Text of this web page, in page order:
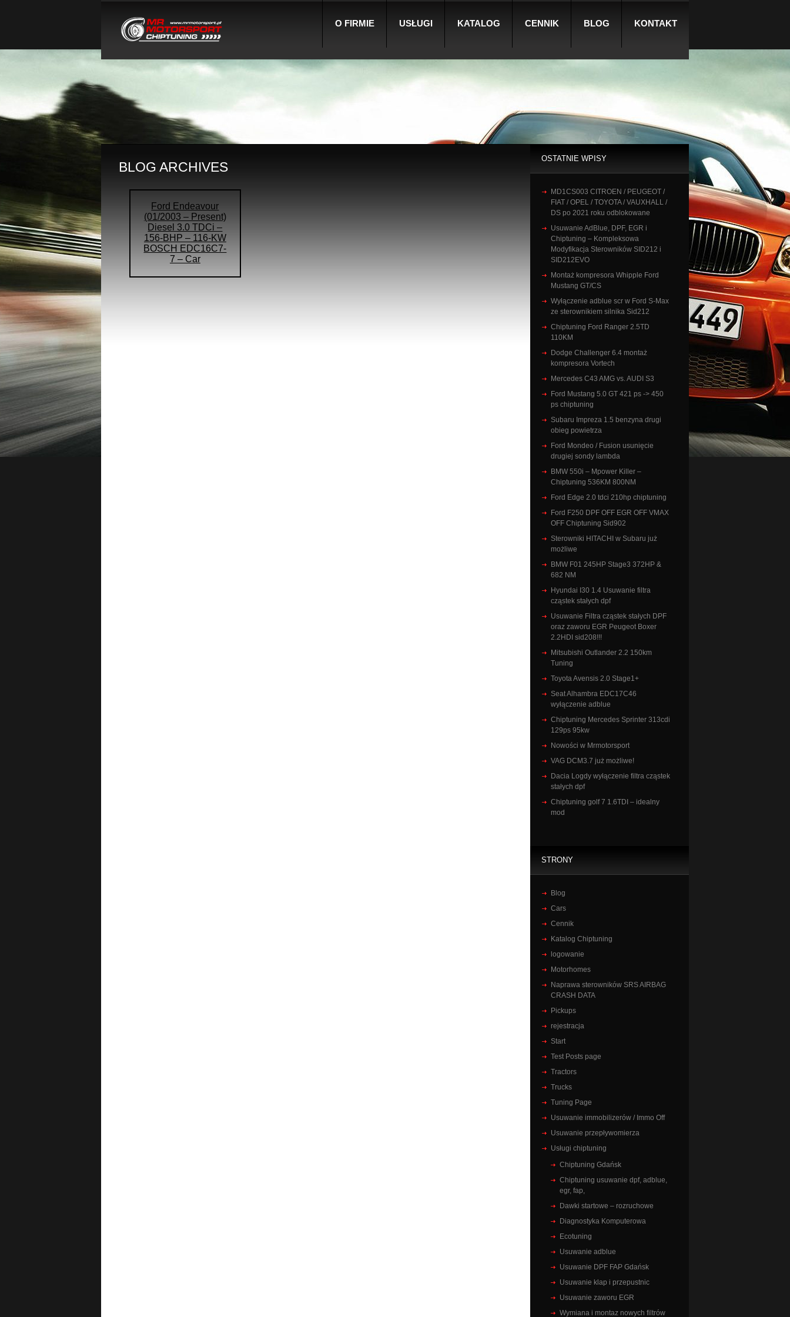
O FIRMIE USŁUGI KATALOG CENNIK BLOG KONTAKT
BLOG ARCHIVES
Ford Endeavour
(01/2003 – Present)
Diesel 3.0 TDCi –
156-BHP – 116-KW
BOSCH EDC16C7-
7 – Car
OSTATNIE WPISY
MD1CS003 CITROEN / PEUGEOT /
FIAT / OPEL / TOYOTA / VAUXHALL /
DS po 2021 roku odblokowane
Usuwanie AdBlue, DPF, EGR i
Chiptuning – Kompleksowa
Modyfikacja Sterowników SID212 i
SID212EVO
Montaż kompresora Whipple Ford
Mustang GT/CS
Wyłączenie adblue scr w Ford S-Max
ze sterownikiem silnika Sid212
Chiptuning Ford Ranger 2.5TD
110KM
Dodge Challenger 6.4 montaż
kompresora Vortech
Mercedes C43 AMG vs. AUDI S3
Ford Mustang 5.0 GT 421 ps -> 450
ps chiptuning
Subaru Impreza 1.5 benzyna drugi
obieg powietrza
Ford Mondeo / Fusion usunięcie
drugiej sondy lambda
BMW 550i – Mpower Killer –
Chiptuning 536KM 800NM
Ford Edge 2.0 tdci 210hp chiptuning
Ford F250 DPF OFF EGR OFF VMAX
OFF Chiptuning Sid902
Sterowniki HITACHI w Subaru już
możliwe
BMW F01 245HP Stage3 372HP &
682 NM
Hyundai I30 1.4 Usuwanie filtra
cząstek stałych dpf
Usuwanie Filtra cząstek stałych DPF
oraz zaworu EGR Peugeot Boxer
2.2HDI sid208!!!
Mitsubishi Outlander 2.2 150km
Tuning
Toyota Avensis 2.0 Stage1+
Seat Alhambra EDC17C46
wyłączenie adblue
Chiptuning Mercedes Sprinter 313cdi
129ps 95kw
Nowości w Mrmotorsport
VAG DCM3.7 już możliwe!
Dacia Logdy wyłączenie filtra cząstek
stałych dpf
Chiptuning golf 7 1.6TDI – idealny
mod
STRONY
Blog
Cars
Cennik
Katalog Chiptuning
logowanie
Motorhomes
Naprawa sterowników SRS AIRBAG
CRASH DATA
Pickups
rejestracja
Start
Test Posts page
Tractors
Trucks
Tuning Page
Usuwanie immobilizerów / Immo Off
Usuwanie przepływomierza
Usługi chiptuning
Chiptuning Gdańsk
Chiptuning usuwanie dpf, adblue,
egr, fap,
Dawki startowe – rozruchowe
Diagnostyka Komputerowa
Ecotuning
Usuwanie adblue
Usuwanie DPF FAP Gdańsk
Usuwanie klap i przepustnic
Usuwanie zaworu EGR
Wymiana i montaz nowych filtrów